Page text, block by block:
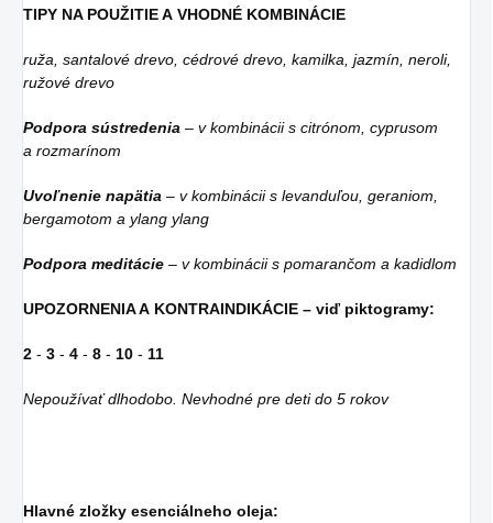
TIPY NA POUŽITIE A VHODNÉ KOMBINÁCIE
ruža, santalové drevo, cédrové drevo, kamilka, jazmín, neroli,
ružové drevo
Podpora sústredenia – v kombinácii s citrónom, cyprusom
a rozmarínom
Uvoľnenie napätia – v kombinácii s levanduľou, geraniom,
bergamotom a ylang ylang
Podpora meditácie – v kombinácii s pomarančom a kadidlom
UPOZORNENIA A KONTRAINDIKÁCIE – viď piktogramy:
2 - 3 - 4 - 8 - 10 - 11
Nepoužívať dlhodobo. Nevhodné pre deti do 5 rokov
Hlavné zložky esenciálneho oleja: